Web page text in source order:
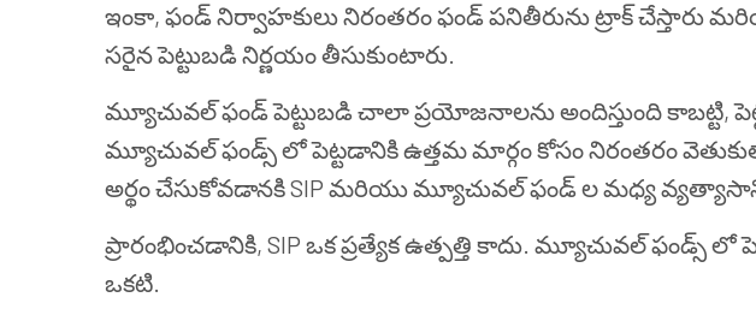
ఇంకా, ఫండ్ నిర్వాహకులు నిరంతరం ఫండ్ పనితీరును ట్రాక్ చేస్తారు
సరైన పెట్టుబడి నిర్ణయం తీసుకుంటారు.
మ్యూచువల్ ఫండ్ పెట్టుబడి చాలా ప్రయోజనాలను అందిస్తుంది కాబట్టి,
మ్యూచువల్ ఫండ్స్ లో పెట్టడానికి ఉత్తమ మార్గం కోసం నిరంతరం
అర్థం చేసుకోవడానకి SIP మరియు మ్యూచువల్ ఫండ్‌ ల మధ్య
ప్రారంభించడానికి, SIP ఒక ప్రత్యేక ఉత్పత్తి కాదు. మ్యూచువల్ ఫండ్స్ లో
ఒకటి.